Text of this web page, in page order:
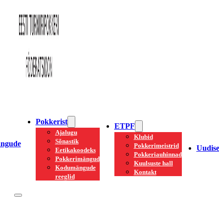
Pokkerist
Ajalugu
Sõnastik
Eetikakoodeks
Pokkerimängud
Kodumängude
reeglid
ETPF
Klubid
Pokkerimeistrid
Pokkeriauhinnad
Kuulsuste hall
Kontakt